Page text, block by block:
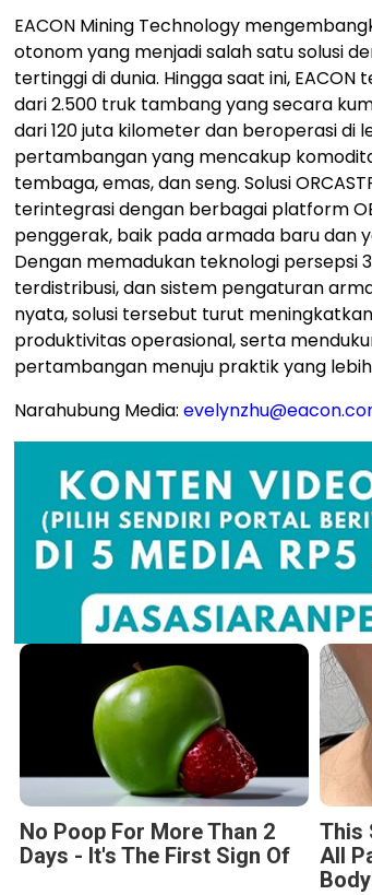
EACON Mining Technology
otonom yang menjadi salah satu solusi
tertinggi di dunia. Hingga saat ini,
dari 2.500 truk tambang yang secara
dari 120 juta kilometer dan beroperasi di
pertambangan yang mencakup
tembaga, emas, dan seng. Solusi
terintegrasi dengan berbagai platform
penggerak, baik pada armada baru dan
Dengan memadukan teknologi persepsi
terdistribusi, dan sistem pengaturan
nyata, solusi tersebut turut
produktivitas operasional, serta
pertambangan menuju praktik yang
Narahubung Media:
No Poop For More Than 2
Days - It's The First Sign Of
This
All